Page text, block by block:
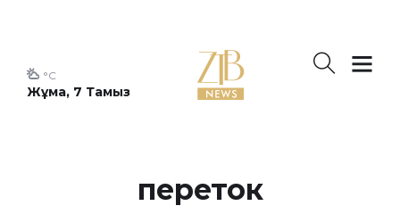
Жұма, 7 Тамыз
°C
переток